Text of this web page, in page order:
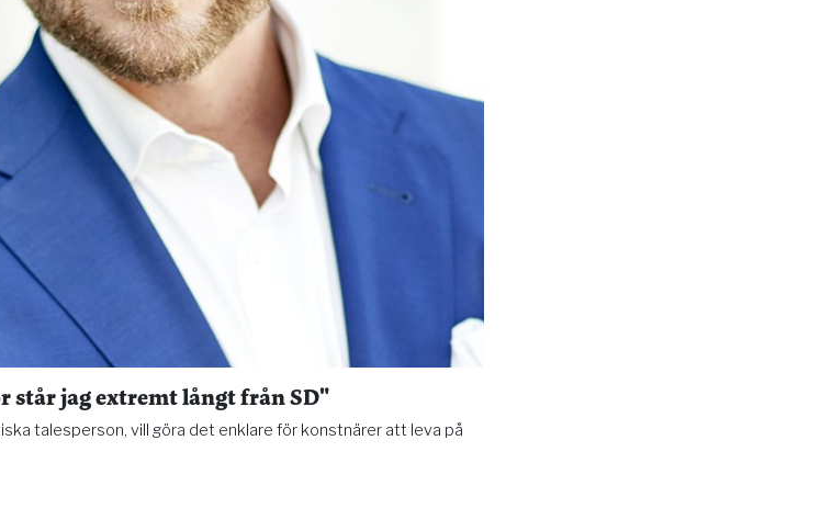
står jag extremt långt från SD"
talesperson, vill göra det enklare för konstnärer att leva på